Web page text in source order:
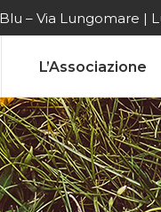
– Via Lungomare |
L’Associazione